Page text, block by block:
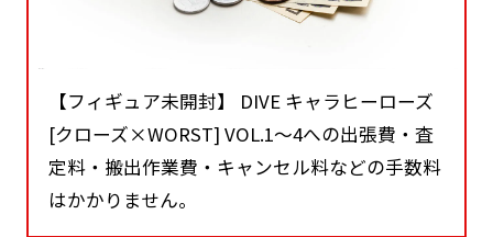
【フィギュア未開封】 DIVE キャラヒーローズ
[クローズ×WORST] VOL.1～4への出張費・査
定料・搬出作業費・キャンセル料などの手数料
はかかりません。